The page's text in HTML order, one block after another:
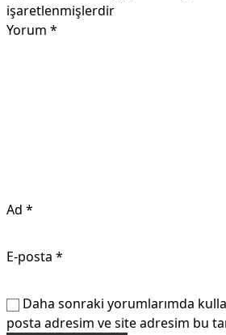
işaretlenmişlerdir
Yorum *
Ad *
E-posta *
Daha sonraki yorumlarımda
posta adresim ve site adresim bu